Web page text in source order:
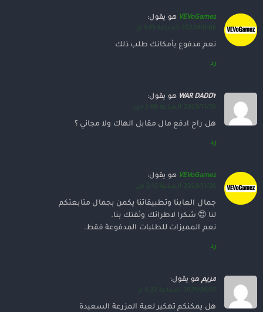
VEVoGamez هو يقول:
2022/08/06 الساعة 9:25 م
نعم مدفوع بأمكانك طلب ذلك
رد
WAR DADDY هو يقول:
2023/11/26 الساعة 2:06 ص
هل راح ادفع مال مقابل الهاك ولا مجاني ؟
رد
VEVoGamez هو يقول:
2023/11/26 الساعة 2:13 ص
جمال العابنا وتطبيقاتنا يكمن بجمال متابعتكم
لنا 😍 شكرا لاطرائك وثقتك بنا.
نعم المميزات للطلبات المدفوعة فقط.
رد
مريم هو يقول:
2026/06/11 الساعة 4:32 م
هل يمكنكم تهكير لعبة المزرعة السعيدة